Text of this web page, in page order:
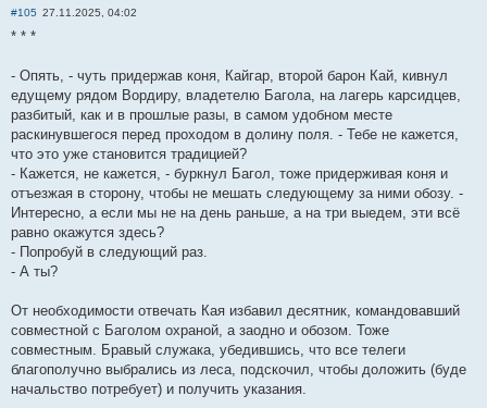
#105 27.11.2025, 04:02
* * *
- Опять, - чуть придержав коня, Кайгар, второй барон Кай, кивнул
едущему рядом Вордиру, владетелю Багола, на лагерь карсидцев,
разбитый, как и в прошлые разы, в самом удобном месте
раскинувшегося перед проходом в долину поля. - Тебе не кажется,
что это уже становится традицией?
- Кажется, не кажется, - буркнул Багол, тоже придерживая коня и
отъезжая в сторону, чтобы не мешать следующему за ними обозу. -
Интересно, а если мы не на день раньше, а на три выедем, эти всё
равно окажутся здесь?
- Попробуй в следующий раз.
- А ты?
От необходимости отвечать Кая избавил десятник, командовавший
совместной с Баголом охраной, а заодно и обозом. Тоже
совместным. Бравый служака, убедившись, что все телеги
благополучно выбрались из леса, подскочил, чтобы доложить (буде
начальство потребует) и получить указания.